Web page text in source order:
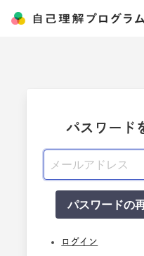
パスワード
ログイン